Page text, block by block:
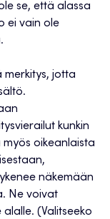
se, että alassa
ei vain ole
merkitys, jotta
kunkin
oikeanlaista
näkemään
Ne voivat
(Valitseeko